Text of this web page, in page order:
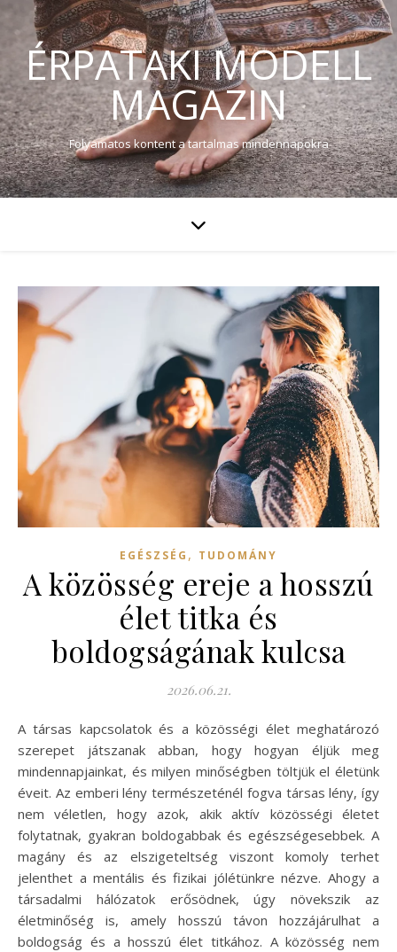
ÉRPATAKI MODELL
MAGAZIN
Folyamatos kontent a tartalmas mindennapokra
EGÉSZSÉG , TUDOMÁNY
A közösség ereje a hosszú
élet titka és
boldogságának kulcsa
2026.06.21.
A társas kapcsolatok és a közösségi élet meghatározó
szerepet játszanak abban, hogy hogyan éljük meg
mindennapjainkat, és milyen minőségben töltjük el életünk
éveit. Az emberi lény természeténél fogva társas lény, így
nem véletlen, hogy azok, akik aktív közösségi életet
folytatnak, gyakran boldogabbak és egészségesebbek. A
magány és az elszigeteltség viszont komoly terhet
jelenthet a mentális és fizikai jólétünkre nézve. Ahogy a
társadalmi hálózatok erősödnek, úgy növekszik az
életminőség is, amely hosszú távon hozzájárulhat a
boldogság és a hosszú élet titkához. A közösség nem